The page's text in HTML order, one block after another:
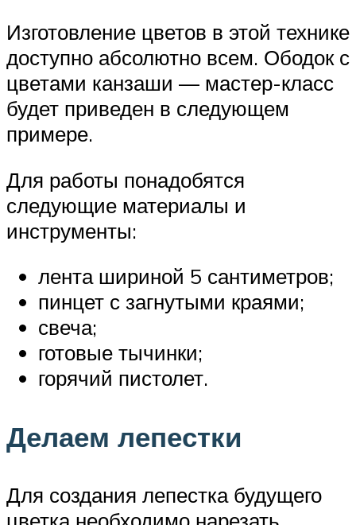
Изготовление цветов в этой технике
доступно абсолютно всем. Ободок с
цветами канзаши — мастер-класс
будет приведен в следующем
примере.
Для работы понадобятся
следующие материалы и
инструменты:
лента шириной 5 сантиметров;
пинцет с загнутыми краями;
свеча;
готовые тычинки;
горячий пистолет.
Делаем лепестки
Для создания лепестка будущего